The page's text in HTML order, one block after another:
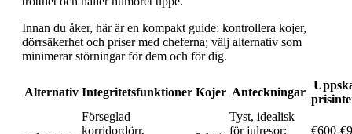
Innan du åker, här är en kompakt guide: kontrollera kojer,
dörrsäkerhet och priser med cheferna; välj alternativ som
minimerar störningar för dem och för dig.
Alternativ Integritetsfunktioner Kojer Anteckningar
Förseglad
korridordörr,
Tyst, idealisk
för julresor;
€600-